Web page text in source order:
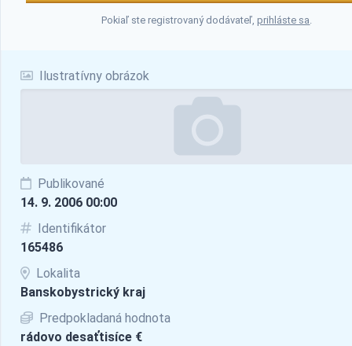
Ilustratívny obrázok
Publikované
14. 9. 2006 00:00
Identifikátor
165486
Lokalita
Banskobystrický kraj
Predpokladaná hodnota
rádovo desaťtisíce €
Pokiaľ ste registrovaný dodávateľ,prihláste sa.